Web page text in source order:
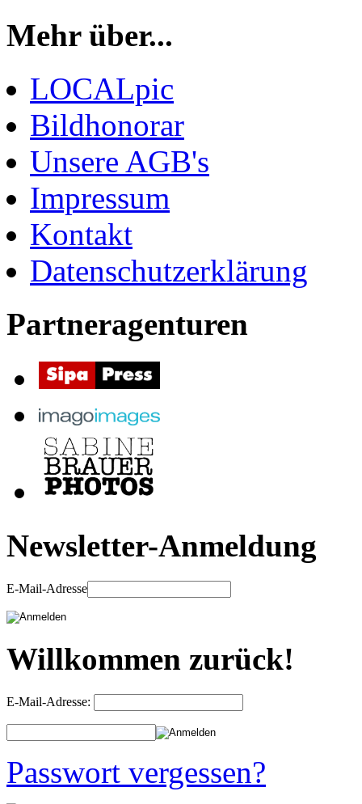
Mehr über...
LOCALpic
Bildhonorar
Unsere AGB's
Impressum
Kontakt
Datenschutzerklärung
Partneragenturen
Newsletter-Anmeldung
E-Mail-Adresse
Willkommen zurück!
E-Mail-Adresse:
Passwort vergessen?